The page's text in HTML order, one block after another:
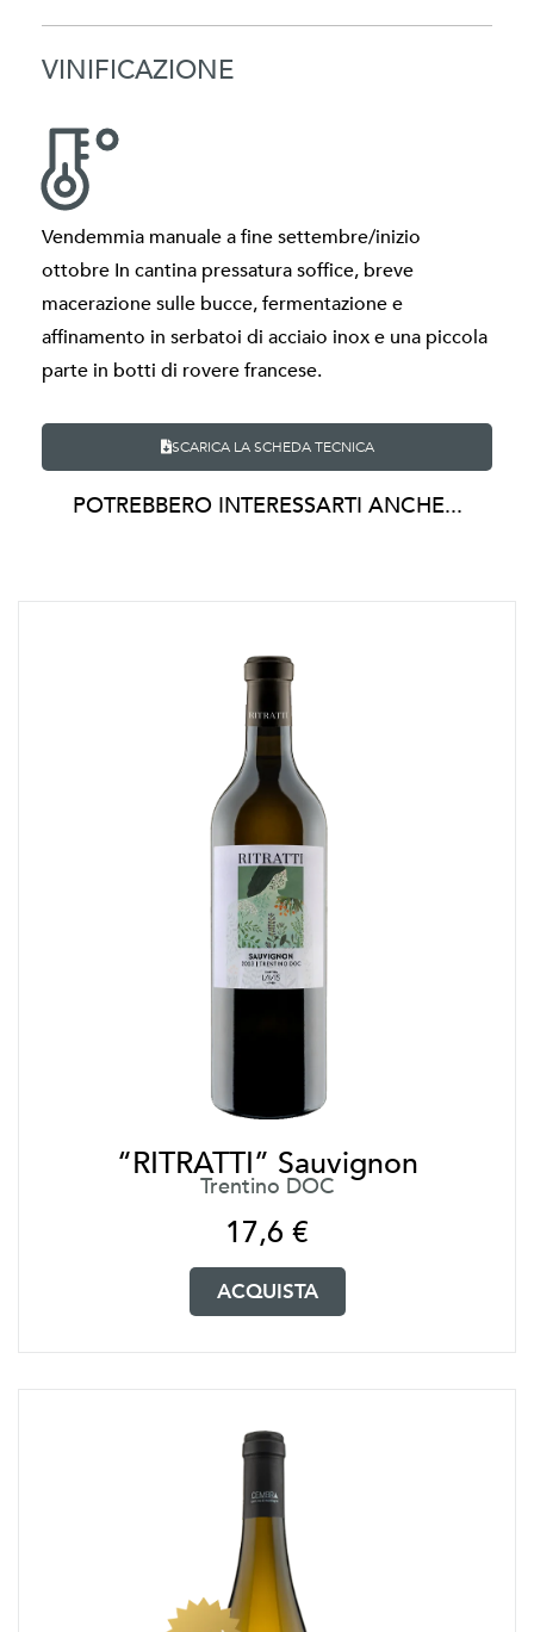
VINIFICAZIONE
Vendemmia manuale a fine settembre/inizio
ottobre In cantina pressatura soffice, breve
macerazione sulle bucce, fermentazione e
affinamento in serbatoi di acciaio inox e una piccola
parte in botti di rovere francese.
SCARICA LA SCHEDA TECNICA
POTREBBERO INTERESSARTI ANCHE...
“RITRATTI” Sauvignon
Trentino DOC
17,6 €
ACQUISTA